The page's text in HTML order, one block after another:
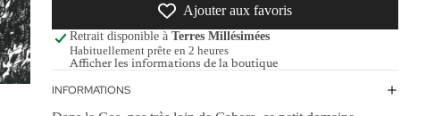
Ajouter aux favoris
Retrait disponible à Terres Millésimées
Habituellement prête en 2 heures
Afficher les informations de la boutique
INFORMATIONS